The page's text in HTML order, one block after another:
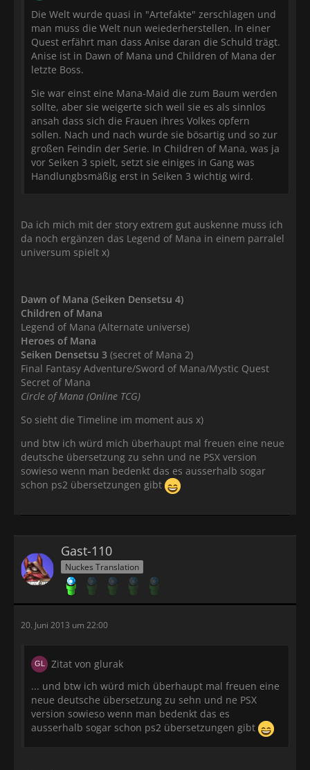
Die Welt wurde quasi in "Artefakte" zerschlagen und
man muss die Welt nun weiederherstellen. In einer
Quest erfährt man dass Anise daran die Schuld trägt.
Anise ist in Dawn of Mana und Children of Mana der
letzte Boss.
Sie war einst eine Mana-Maid die zum Baum werden
sollte, aber sie weigerte sich weil sie es als sinnlos
ansah dass sich die Frauen ihres Volkes opfern
sollen. Nach und nach wurde sie bösartig und so zur
großen Feindin der Serie. In Children of Mana, was ja
vor Seiken 3 spielt, setzt sie einiges in Gang was
Handlungbsmäßig erst in Seiken 3 wichtig wird.
Da ich mich mit der story extrem gut auskenne muss ich
da noch ergänzen das Legend of Mana in einem parralel
universum spielt x)
Dawn of Mana (Seiken Densetsu 4)
Children of Mana
Legend of Mana (Alternate universe)
Heroes of Mana
Seiken Densetsu 3 (secret of Mana 2)
Final Fantasy Adventure/Sword of Mana/Mystic Quest
Secret of Mana
Circle of Mana (Online TCG)
So sieht die Timeline im moment aus x)
und btw ich würd mich überhaupt mal freuen eine neue
deutsche übersetzung zu sehn und ne PSX version
sowieso wenn man bedenkt das es ausserhalb sogar
schon ps2 übersetzungen gibt
Gast-110
Nuckes Translation
20. Juni 2013 um 22:00
Zitat von glurak
... und btw ich würd mich überhaupt mal freuen eine
neue deutsche übersetzung zu sehn und ne PSX
version sowieso wenn man bedenkt das es
ausserhalb sogar schon ps2 übersetzungen gibt